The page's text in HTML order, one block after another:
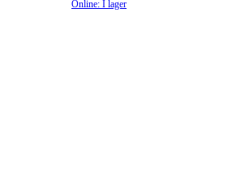
Online: I lager